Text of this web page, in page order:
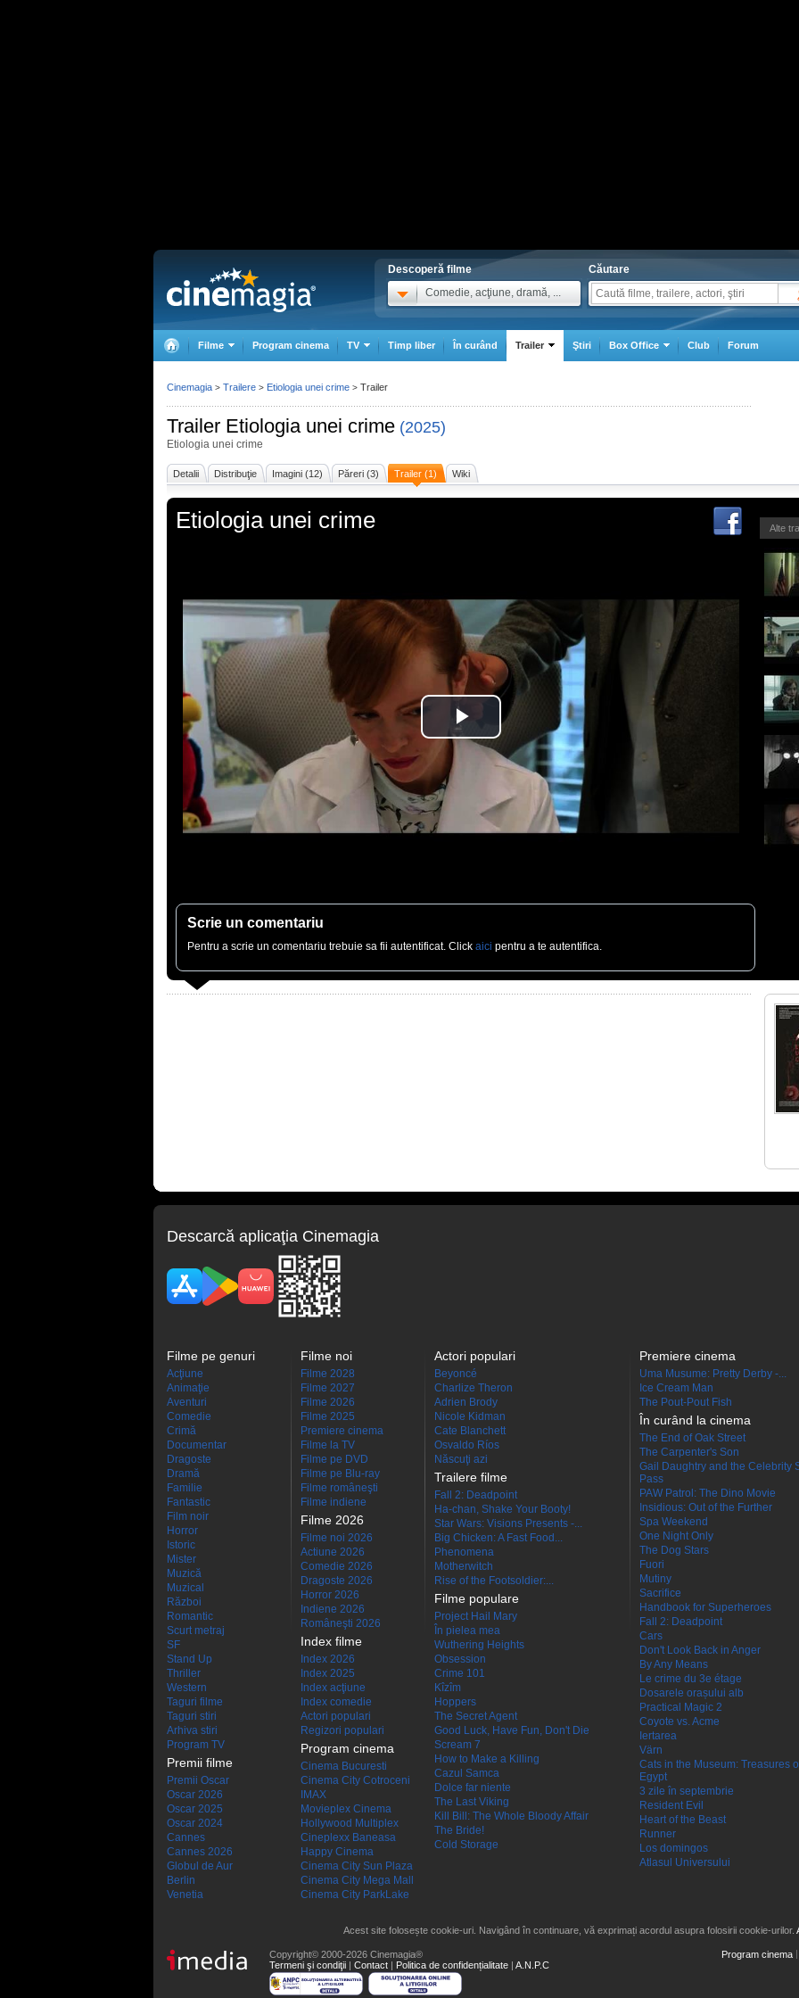
Descoperă filme
Comedie, acţiune, dramă, ...
Căutare
Filme Program cinema TV Timp liber În curând Trailer Ştiri Box Office Club Forum
Trailer Etiologia unei crime (2025)
Etiologia unei crime
Detalii Distribuţie Imagini (12) Păreri (3) Trailer (1) Wiki
Etiologia unei crime
Scrie un comentariu
Pentru a scrie un comentariu trebuie sa fii autentificat. Click aici pentru a te autentifica.
Alte
Cinemagia > Trailere > Etiologia unei crime > Trailer
Descarcă aplicaţia Cinemagia
Filme pe genuri
Acţiune
Animaţie
Aventuri
Comedie
Crimă
Documentar
Dragoste
Dramă
Familie
Fantastic
Film noir
Horror
Istoric
Mister
Muzică
Muzical
Război
Romantic
Scurt metraj
SF
Stand Up
Thriller
Western
Taguri filme
Taguri stiri
Arhiva stiri
Program TV
Premii filme
Premii Oscar
Oscar 2026
Oscar 2025
Oscar 2024
Cannes
Cannes 2026
Globul de Aur
Berlin
Venetia
Filme noi
Filme 2028
Filme 2027
Filme 2026
Filme 2025
Premiere cinema
Filme la TV
Filme pe DVD
Filme pe Blu-ray
Filme româneşti
Filme indiene
Filme 2026
Filme noi 2026
Actiune 2026
Comedie 2026
Dragoste 2026
Horror 2026
Indiene 2026
Româneşti 2026
Index filme
Index 2026
Index 2025
Index acţiune
Index comedie
Actori populari
Regizori populari
Program cinema
Cinema Bucuresti
Cinema City Cotroceni
IMAX
Movieplex Cinema
Hollywood Multiplex
Cineplexx Baneasa
Happy Cinema
Cinema City Sun Plaza
Cinema City Mega Mall
Cinema City ParkLake
Actori populari
Beyoncé
Charlize Theron
Adrien Brody
Nicole Kidman
Cate Blanchett
Osvaldo Ríos
Născuţi azi
Trailere filme
Fall 2: Deadpoint
Ha-chan, Shake Your Booty!
Star Wars: Visions Presents -...
Big Chicken: A Fast Food...
Phenomena
Motherwitch
Rise of the Footsoldier:...
Filme populare
Project Hail Mary
În pielea mea
Wuthering Heights
Obsession
Crime 101
Kîzîm
Hoppers
The Secret Agent
Good Luck, Have Fun, Don't Die
Scream 7
How to Make a Killing
Cazul Samca
Dolce far niente
The Last Viking
Kill Bill: The Whole Bloody Affair
The Bride!
Cold Storage
Premiere cinema
Uma Musume: Pretty Derby -...
Ice Cream Man
The Pout-Pout Fish
În curând la cinema
The End of Oak Street
The Carpenter's Son
Gail Daughtry and the Celebrity
Pass
PAW Patrol: The Dino Movie
Insidious: Out of the Further
Spa Weekend
One Night Only
The Dog Stars
Fuori
Mutiny
Sacrifice
Handbook for Superheroes
Fall 2: Deadpoint
Cars
Don't Look Back in Anger
By Any Means
Le crime du 3e étage
Dosarele orașului alb
Practical Magic 2
Coyote vs. Acme
Iertarea
Värn
Cats in the Museum: Treasures
Egypt
3 zile în septembrie
Resident Evil
Heart of the Beast
Runner
Los domingos
Atlasul Universului
Acest site folosește cookie-uri. Navigând în continuare, vă exprimați acordul asupra folosirii cookie-urilor.
Copyright© 2000-2026 Cinemagia®
Termeni şi condiţii | Contact | Politica de confidențialitate | A.N.P.C
Program cinema